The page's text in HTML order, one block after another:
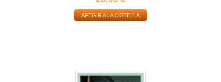
AFEGIR A LA CISTELLA